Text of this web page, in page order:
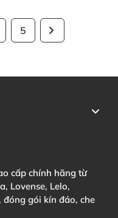
5
cấp chính hãng từ
Lovense, Lelo,
gói kín đáo, che